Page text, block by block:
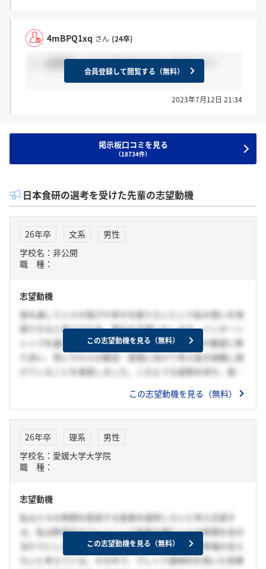
4mBPQ1xq さん (24卒)
3、4週間経ってから内定出された人居ますか？
会員登録して閲覧する（無料）
2023年7月12日 21:34
掲示板口コミを見る
（18734件）
日本食研の選考を受けた先輩の志望動機
26年卒 文系
男性
学校名：非公開
職 種：
志望動機
食を通して人々の喜びや幸せを創りたいという私の想いを実
現できると考えたため、貴社を志望いたします。インターン
シップを通して、貴社がお得意先や消費者の悩みや要望に寄
り添い、常にそれらの解消・実現に向けて考え抜き挑戦し続
けていることを実感しました。このような姿勢を持ち、製販
にも柔軟に対応することができ、人々の更なる幸せに寄与で
この志望動機を見る（無料）
この志望動機を見る（無料）
26年卒 理系
男性
学校名：愛媛大学大学院
職 種：
志望動機
私は人々の笑顔を創造する食事を提供したいと考え志望す
る。私は飲食店のアルバイトで食事を囲む人々の笑顔を目の
当たりにした経験から、食の開発を通して人々の幸福の支え
たいと考えている。その中で、ブレンド調味料を用いた多様
この志望動機を見る（無料）